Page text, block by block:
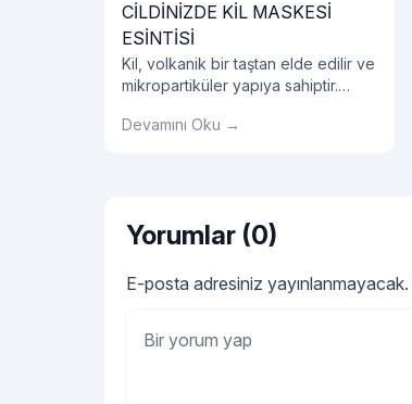
CİLDİNİZDE KİL MASKESİ
ESİNTİSİ
Kil, volkanik bir taştan elde edilir ve
mikropartiküler yapıya sahiptir.
birlikte maske olarak kullanıldığında
Devamını Oku →
Yorumlar (0)
E-posta adresiniz yayınlanmayacak.